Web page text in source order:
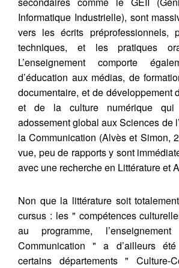
Informatique Industrielle), sont
vers les écrits préprofessionnels,
techniques, et les pratiques
L’enseignement comporte
d’éducation aux médias, de
documentaire, et de développement
et de la culture numérique qui
adossement global aux Sciences de
la Communication (Alvès et Simon,
vue, peu de rapports y sont
avec une recherche en Littérature et
Non que la littérature soit
cursus : les " compétences
au programme,
Communication " a d’ailleurs
certains départements " Culture-